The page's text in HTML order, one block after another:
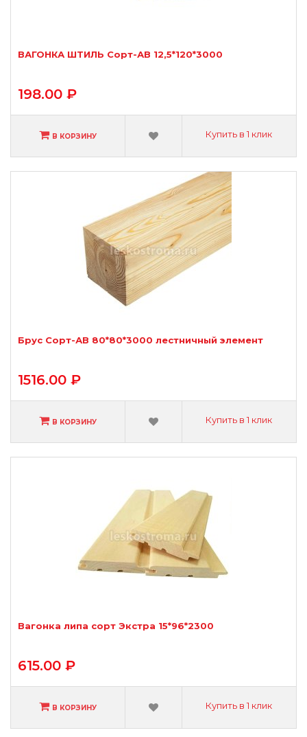
ВАГОНКА ШТИЛЬ Сорт-АВ 12,5*120*3000
198.00 ₽
В КОРЗИНУ Купить в 1 клик
Брус Сорт-АВ 80*80*3000 лестничный элемент
1516.00 ₽
В КОРЗИНУ Купить в 1 клик
Вагонка липа сорт Экстра 15*96*2300
615.00 ₽
В КОРЗИНУ Купить в 1 клик